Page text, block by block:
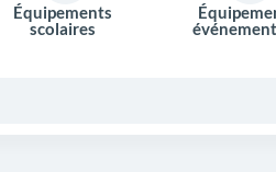
Équipements
scolaires